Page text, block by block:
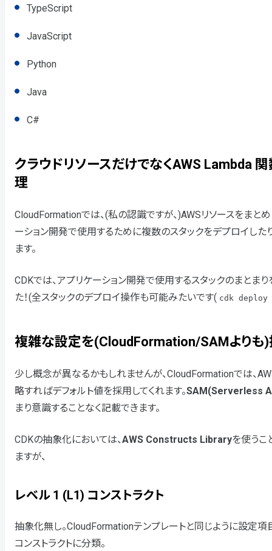
TypeScript
JavaScript
Python
Java
C#
クラウドリソースだけでなくAWS Lambda
理
CloudFormationでは、(私の認識ですが、)AWSリソースをまと
ーション開発で使用するために複数のスタックをデプロイし
ます。
CDKでは、アプリケーション開発で使用するスタックのまとま
た！(全スタックのデプロイ操作も可能みたいです( cdk
複雑な設定を(CloudFormation/SAMよりも
少し概念が異なるかもしれませんが、CloudFormationでは、
略すればデフォルト値を採用してくれます。SAM(Serverless
まり意識することなく記載できます。
CDKの抽象化においては、AWS Constructs Libraryを使うこ
ますが、
レベル 1 (L1) コンストラクト
抽象化無し。CloudFormationテンプレートと同じように設定
コンストラクトに分類。